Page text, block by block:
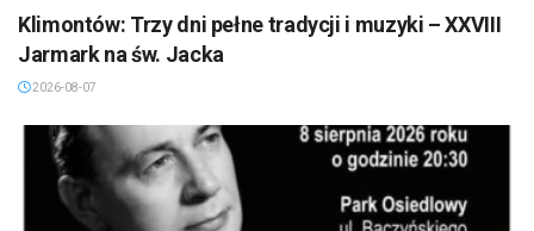
Klimontów: Trzy dni pełne tradycji i muzyki – XXVIII
Jarmark na św. Jacka
2026-08-07